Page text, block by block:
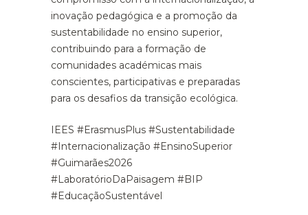
inovação pedagógica e a promoção da
sustentabilidade no ensino superior,
contribuindo para a formação de
comunidades académicas mais
conscientes, participativas e preparadas
para os desafios da transição ecológica.
IEES #ErasmusPlus #Sustentabilidade
#Internacionalização #EnsinoSuperior
#Guimarães2026
#LaboratórioDaPaisagem #BIP
#EducaçãoSustentável